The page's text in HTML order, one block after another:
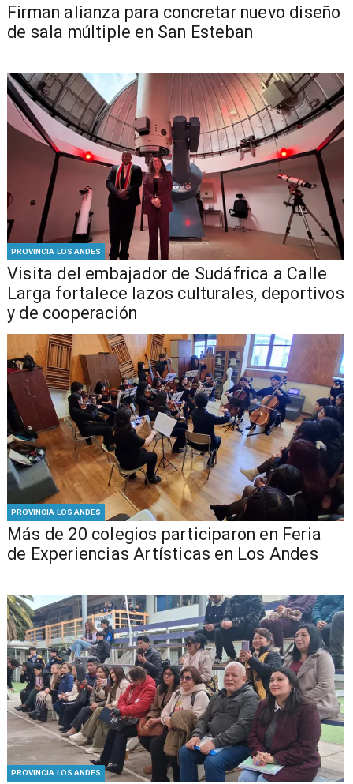
​​Firman alianza para concretar nuevo diseño
de sala múltiple en San Esteban
PROVINCIA LOS ANDES
​Visita del embajador de Sudáfrica a Calle
Larga fortalece lazos culturales, deportivos
y de cooperación
PROVINCIA LOS ANDES
Más de 20 colegios participaron en Feria
de Experiencias Artísticas en Los Andes
PROVINCIA LOS ANDES